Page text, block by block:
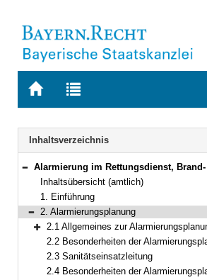
Zur
BAYERN.RECHT
Zur
letzten
Suche
Navigation
Inhaltsverzeichnis
Bereich reduzieren
Alarmierung im Rettungsdienst, Brand- und
Inhaltsübersicht (amtlich)
1. Einführung
Bereich reduzieren
2. Alarmierungsplanung
Bereich erweitern
2.1 Allgemeines zur
2.2 Besonderheiten der
2.3 Sanitätseinsatzleitung
2.4 Besonderheiten der